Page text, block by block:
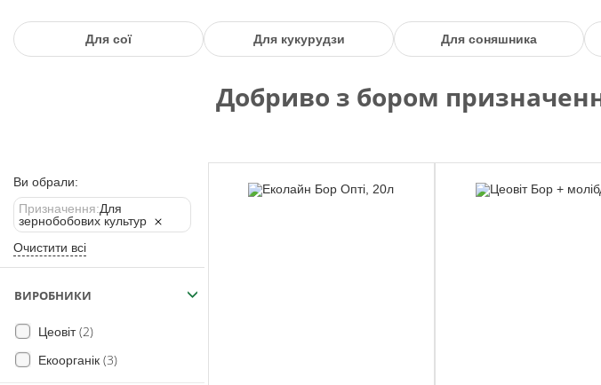
Помічник
302
Безкоштовно
по Україні
Для сої Для кукурудзи Для соняшника
Добриво з бором
Ви обрали:
Призначення:Для
зернобобових культур
Очистити всі
ВИРОБНИКИ
Цеовіт(2)
Екоорганік (3)